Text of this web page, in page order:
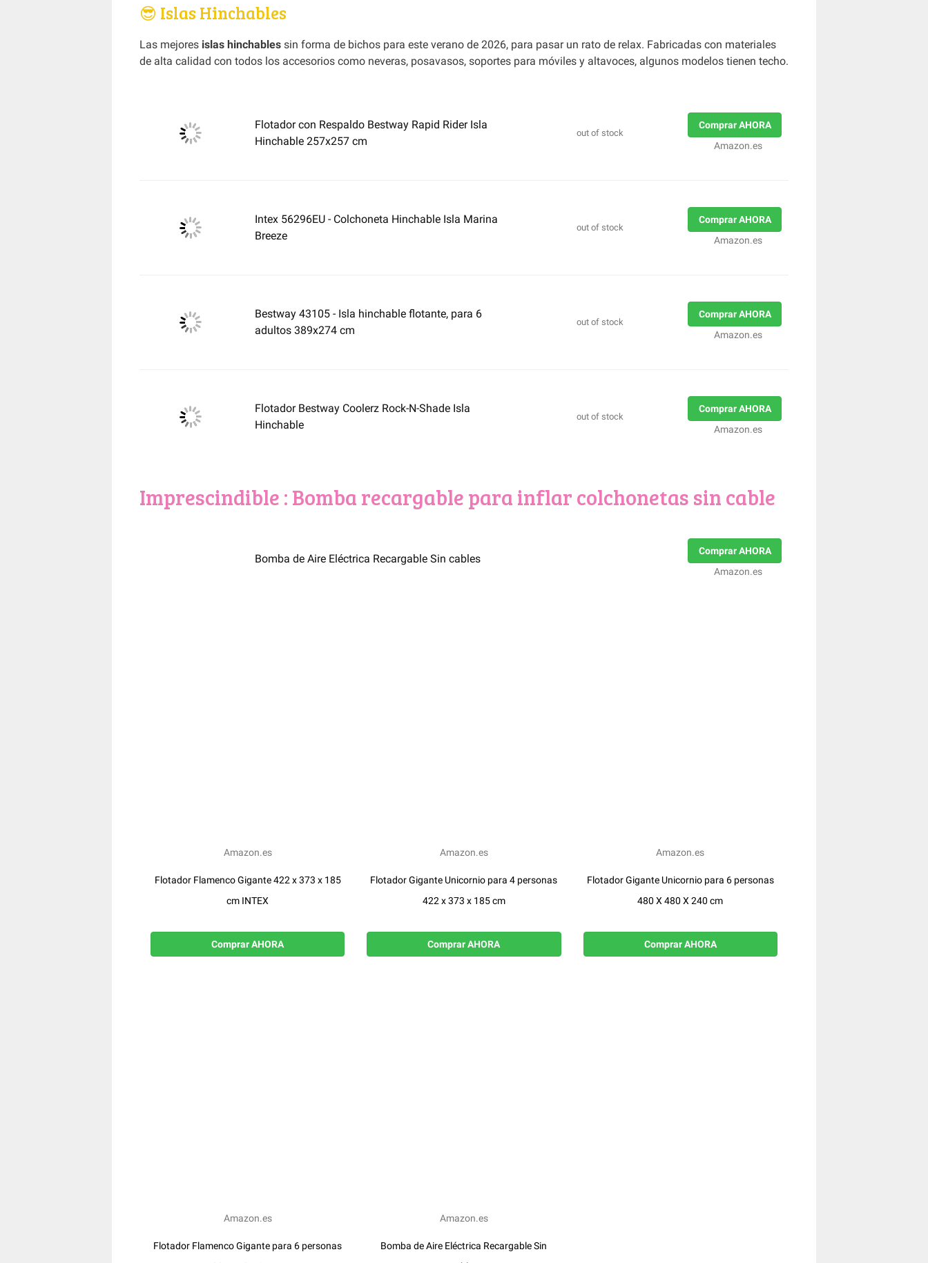
😎 Islas Hinchables
Las mejores islas hinchables sin forma de bichos para este verano de 2026, para pasar un rato de relax. Fabricadas con materiales
de alta calidad con todos los accesorios como neveras, posavasos, soportes para móviles y altavoces, algunos modelos tienen techo.
Flotador con Respaldo Bestway Rapid Rider Isla
Hinchable 257x257 cm
out of stock
Comprar AHORA
Amazon.es
Intex 56296EU - Colchoneta Hinchable Isla Marina
Breeze
out of stock
Comprar AHORA
Amazon.es
Bestway 43105 - Isla hinchable flotante, para 6
adultos 389x274 cm
out of stock
Comprar AHORA
Amazon.es
Flotador Bestway Coolerz Rock-N-Shade Isla
Hinchable
out of stock
Comprar AHORA
Amazon.es
Imprescindible : Bomba recargable para inflar colchonetas sin cable
Bomba de Aire Eléctrica Recargable Sin cables
Comprar AHORA
Amazon.es
Amazon.es
Flotador Flamenco Gigante 422 x 373 x 185
cm INTEX
Comprar AHORA
Amazon.es
Flotador Gigante Unicornio para 4 personas
422 x 373 x 185 cm
Comprar AHORA
Amazon.es
Flotador Gigante Unicornio para 6 personas
480 X 480 X 240 cm
Comprar AHORA
Amazon.es
Flotador Flamenco Gigante para 6 personas
Amazon.es
Bomba de Aire Eléctrica Recargable Sin